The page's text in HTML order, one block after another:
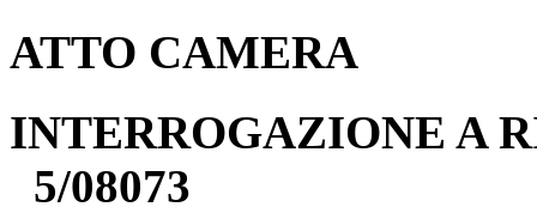
ATTO CAMERA
INTERROGAZIONE A
5/08073